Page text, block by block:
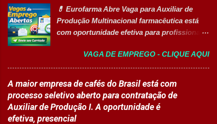
ambiente escolar organizado e seguro.
Acompanhar contratos quando designado
pela liderança. Apoiar diversas ações
(PcD). As vagas oferecem oportunidades de
desenvolvimento profissional em um
ambiente hospitalar estruturado, com
assistenciais, operacionais e de apoio. Vagas
abertas Auxiliar de Cozinha Técnico de
Enfermagem Enfermeiro Vigia (Modalidade
Intermitente) Assistente Administrativo I
(Exclusiva PcD) Auxiliar de Faturamento
(Exclusiva PcD) Jovem Aprendiz Arquivista
💊 Eurofarma Abre Vaga para Auxiliar de
Produção Multinacional farmacêutica está
com oportunidade efetiva para profissionais
Deficiência (PcD). 🏢 Sobre a Eurofarma
Com mais de 50 anos de história , a
Eurofarma é uma multinacional brasileira
presente em 22 países , reconhecida pela
inovação, qualidade e compromisso com o
acesso à saúde. A empresa conta com mais
VAGA DE EMPREGO - CLIQUE AQUI
A maior empresa de cafés do Brasil está com
processo seletivo aberto para contratação de
Auxiliar de Produção I. A oportunidade é
efetiva, presencial